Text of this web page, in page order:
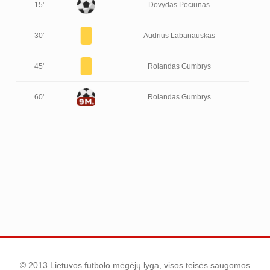
15' Dovydas Pociunas
30' Audrius Labanauskas
45' Rolandas Gumbrys
60' Rolandas Gumbrys
© 2013 Lietuvos futbolo mėgėjų lyga, visos teisės saugomos